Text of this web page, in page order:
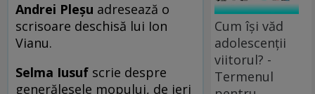
Andrei Pleşu adresează o
scrisoare deschisă lui Ion
Vianu.
Selma Iusuf scrie despre
generălesele mopului, de ieri
Cum își văd
adolescenții
viitorul? -
Termenul